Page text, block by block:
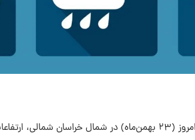
صادق ضیاییان اظهار کرد: امروز (۲۳ بهمن‌ماه) در شمال خراسان